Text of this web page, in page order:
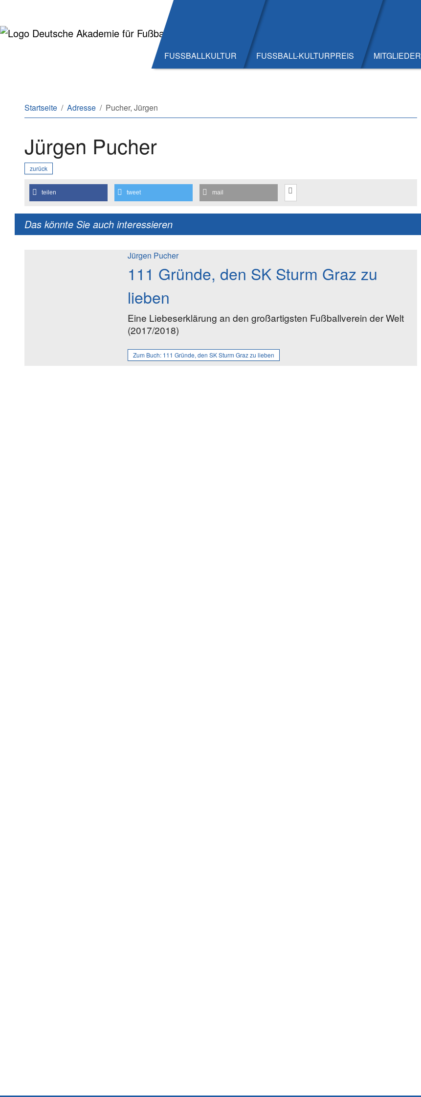
FUSSBALLKULTUR FUSSBALL-KULTURPREIS MITGLIEDER
Sie sind hier:
Startseite Adresse Pucher, Jürgen
Jürgen Pucher
zurück
teilen tweet mail
Das könnte Sie auch interessieren
Jürgen Pucher
111 Gründe, den SK Sturm Graz zu
lieben
Eine Liebeserklärung an den großartigsten Fußballverein der Welt
(2017/2018)
Zum Buch: 111 Gründe, den SK Sturm Graz zu lieben